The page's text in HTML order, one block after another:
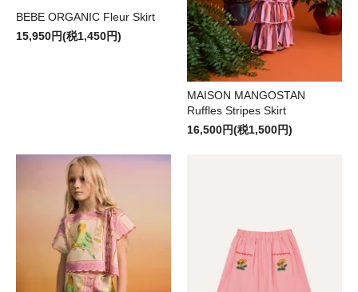
BEBE ORGANIC Fleur Skirt
15,950円(税1,450円)
MAISON MANGOSTAN
Ruffles Stripes Skirt
16,500円(税1,500円)